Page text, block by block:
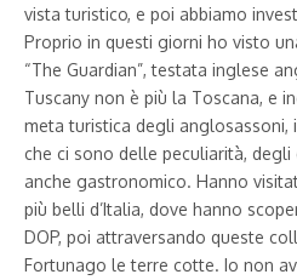
vista turistico, e poi abbiamo
Proprio in questi giorni ho visto
“The Guardian”, testata inglese
Tuscany non è più la Toscana, e
meta turistica degli anglosassoni,
che ci sono delle peculiarità,
anche gastronomico. Hanno
più belli d’Italia, dove hanno
DOP, poi attraversando queste
Fortunago le terre cotte. Io non